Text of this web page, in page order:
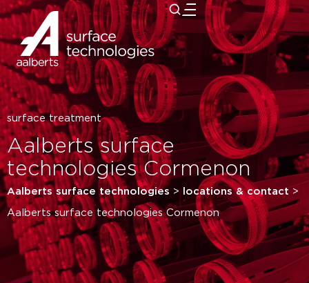
close
surface treatment
Aalberts surface
technologies Cormenon
Aalberts surface technologies > locations & contact>
Aalberts surface technologies Cormenon